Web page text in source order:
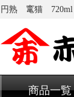
円熟 竃猫 720ml
商品一覧